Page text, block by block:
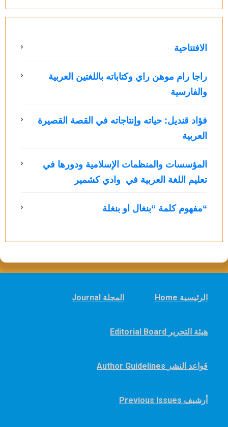
الافتتاحية
راجا رام موهن راي وكتاباته باللغتين العربية
والفارسية
فؤاد قنديل: حياته وإنتاجاته في القصة القصيرة
العربية
المؤسسات والمنظمات الإسلامية ودورها في
تعليم اللغة العربية في وادي كشمير
“مفهوم كلمة “بنغال او بنغلة
Home الرئيسية Journal المجلة
Editorial Board هيئة التحرير
Author Guidelines قواعد النشر
Previous Issues أرشيف